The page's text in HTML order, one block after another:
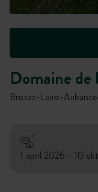
Domaine de
Brissac-Loire-
1 april 2026 - 10